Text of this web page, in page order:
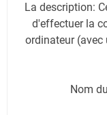
La description:
d'effectuer la
ordinateur (avec
Nom